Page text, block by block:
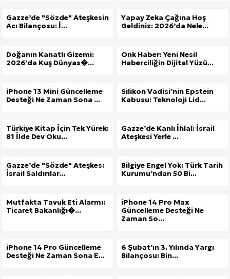
Gazze’de "Sözde" Ateşkesin
Acı Bilançosu: İ...
Yapay Zeka Çağına Hoş
Geldiniz: 2026’da Nele...
Doğanın Kanatlı Gizemi:
2026’da Kuş Dünyas�...
Onk Haber: Yeni Nesil
Haberciliğin Dijital Yüzü...
iPhone 13 Mini Güncelleme
Desteği Ne Zaman Sona ...
Silikon Vadisi’nin Epstein
Kabusu: Teknoloji Lid...
Türkiye Kitap İçin Tek Yürek:
81 İlde Dev Oku...
Gazze’de Kanlı İhlal: İsrail
Ateşkesi Yerle ...
Gazze’de "Sözde" Ateşkes:
İsrail Saldırılar...
Bilgiye Engel Yok: Türk Tarih
Kurumu’ndan 50 Bi...
Mutfakta Tavuk Eti Alarmı:
Ticaret Bakanlığı�...
iPhone 14 Pro Max
Güncelleme Desteği Ne
Zaman So...
iPhone 14 Pro Güncelleme
Desteği Ne Zaman Sona E...
6 Şubat’ın 3. Yılında Yargı
Bilançosu: Bin...